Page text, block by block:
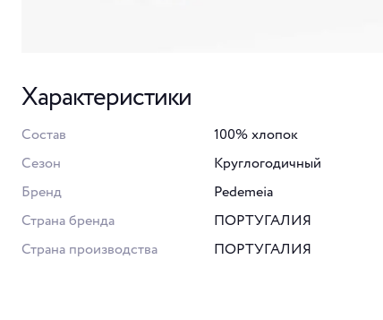
Характеристики
Состав
100% хлопок
Сезон
Круглогодичный
Бренд
Pedemeia
Страна бренда
ПОРТУГАЛИЯ
Страна производства
ПОРТУГАЛИЯ